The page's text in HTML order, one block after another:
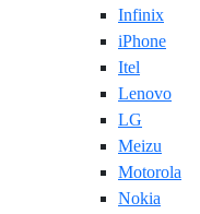
Infinix
iPhone
Itel
Lenovo
LG
Meizu
Motorola
Nokia